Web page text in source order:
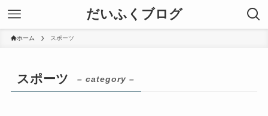
だいふくブログ
ホーム スポーツ
スポーツ – category –